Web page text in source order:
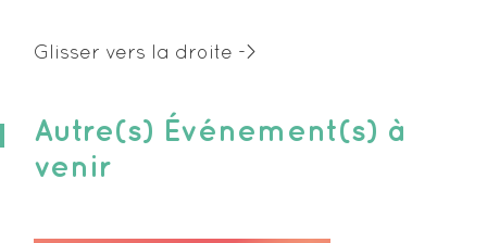
Autre(s) Événement(s) à
venir